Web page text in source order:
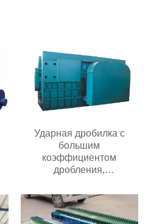
Ударная дробилка с
большим
коэффициентом
дробления,
подходит для добычи
полезных ископаемых
производительностью 20-